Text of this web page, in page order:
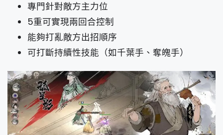
專門針對敵方主力位
5重可實現兩回合控制
能夠打亂敵方出招順序
可打斷持續性技能（如千葉手、奪魄手）